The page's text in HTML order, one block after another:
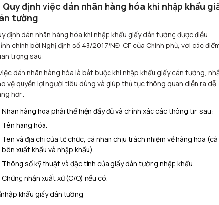
Quy định việc dán nhãn hàng hóa khi nhập khẩu
tường
định dán nhãn hàng hóa khi nhập khẩu giấy dán tường được điều
chính bởi Nghị định số 43/2017/NĐ-CP của Chính phủ, với các
trọng sau:
dán nhãn hàng hóa là bắt buộc khi nhập khẩu giấy dán tường,
vệ quyền lợi người tiêu dùng và giúp thủ tục thông quan diễn ra dễ
hơn.
Nhãn hàng hóa phải thể hiện đầy đủ và chính xác các thông tin sau:
Tên hàng hóa.
Tên và địa chỉ của tổ chức, cá nhân chịu trách nhiệm về hàng hóa (cả
bên xuất khẩu và nhập khẩu).
Thông số kỹ thuật và đặc tính của giấy dán tường nhập khẩu.
Chứng nhận xuất xứ (C/O) nếu có.